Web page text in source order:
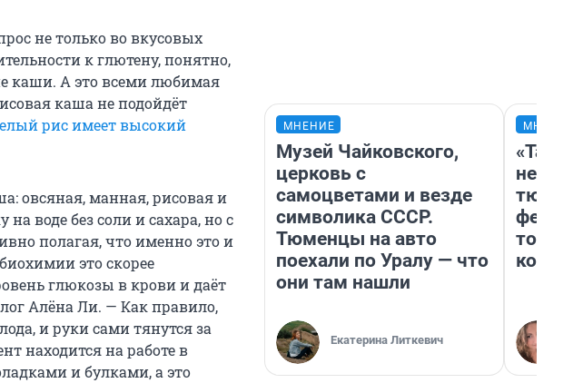
не только во вкусовых
к глютену, понятно,
каши. А это всеми любимая
каша не подойдёт
рис имеет высокий
овсяная, манная, рисовая и
воде без соли и сахара, но с
полагая, что именно это и
это скорее
глюкозы в крови и даёт
Алёна Ли. — Как правило,
и руки сами тянутся за
находится на работе в
и булками, а это
МНЕНИЕ
Музей Чайковского,
церковь с
самоцветами и везде
символика СССР.
Тюменцы на авто
поехали по Уралу — что
они там нашли
Екатерина Литкевич
не